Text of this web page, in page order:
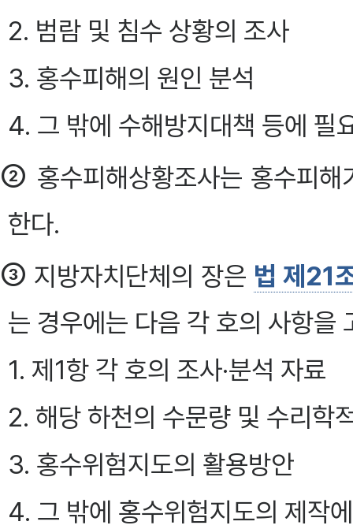
2. 범람 및 침수 상황의 조사
3. 홍수피해의 원인 분석
4. 그 밖에 수해방지대책 등에 필
② 홍수피해상황조사는 홍수피
한다.
③ 지방자치단체의 장은 법 제21
는 경우에는 다음 각 호의 사항을
1. 제1항 각 호의 조사·분석 자료
2. 해당 하천의 수문량 및 수리학
3. 홍수위험지도의 활용방안
4. 그 밖에 홍수위험지도의 제작